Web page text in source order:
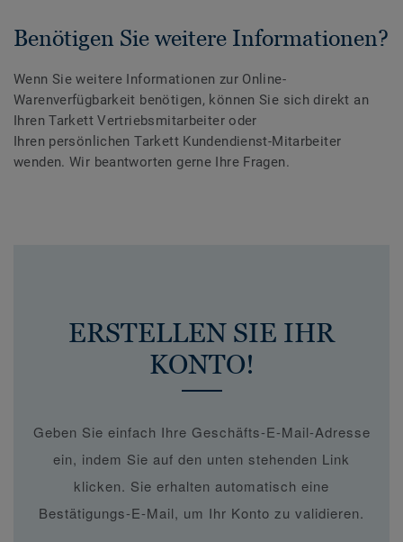
Benötigen Sie weitere Informationen?
Wenn Sie weitere Informationen zur Online-
Warenverfügbarkeit benötigen, können Sie sich direkt an
Ihren Tarkett Vertriebsmitarbeiter oder
Ihren persönlichen Tarkett Kundendienst-Mitarbeiter
wenden. Wir beantworten gerne Ihre Fragen.
ERSTELLEN SIE IHR
KONTO!
Geben Sie einfach Ihre Geschäfts-E-Mail-Adresse
ein, indem Sie auf den unten stehenden Link
klicken. Sie erhalten automatisch eine
Bestätigungs-E-Mail, um Ihr Konto zu validieren.